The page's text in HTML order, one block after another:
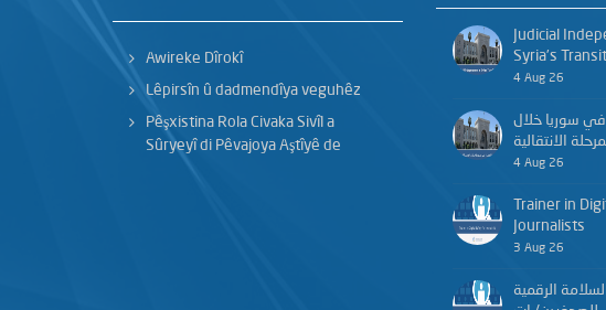
Awireke Dîrokî
Lêpirsîn û dadmendîya veguhêz
Pêşxistina Rola Civaka Sivîl a
Sûryeyî di Pêvajoya Aştîyê de
Judicial
Syria’s
4 Aug 26
في سوريا خلال
الانتقالية
4 Aug 26
Trainer in
Journalists
3 Aug 26
الرقمية